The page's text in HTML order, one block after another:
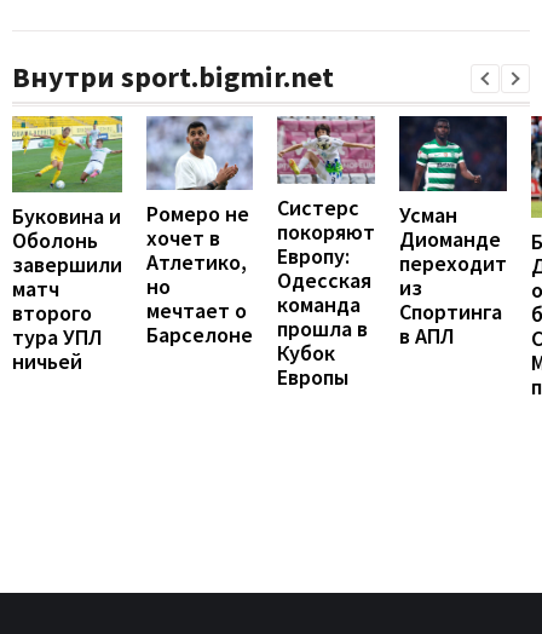
Внутри sport.bigmir.net
Буковина и
Оболонь
завершили
матч
второго
тура УПЛ
ничьей
Ромеро не
хочет в
Атлетико,
но
мечтает о
Барселоне
Систерс
покоряют
Европу:
Одесская
команда
прошла в
Кубок
Европы
Усман
Диоманде
переходит
из
Спортинга
в АПЛ